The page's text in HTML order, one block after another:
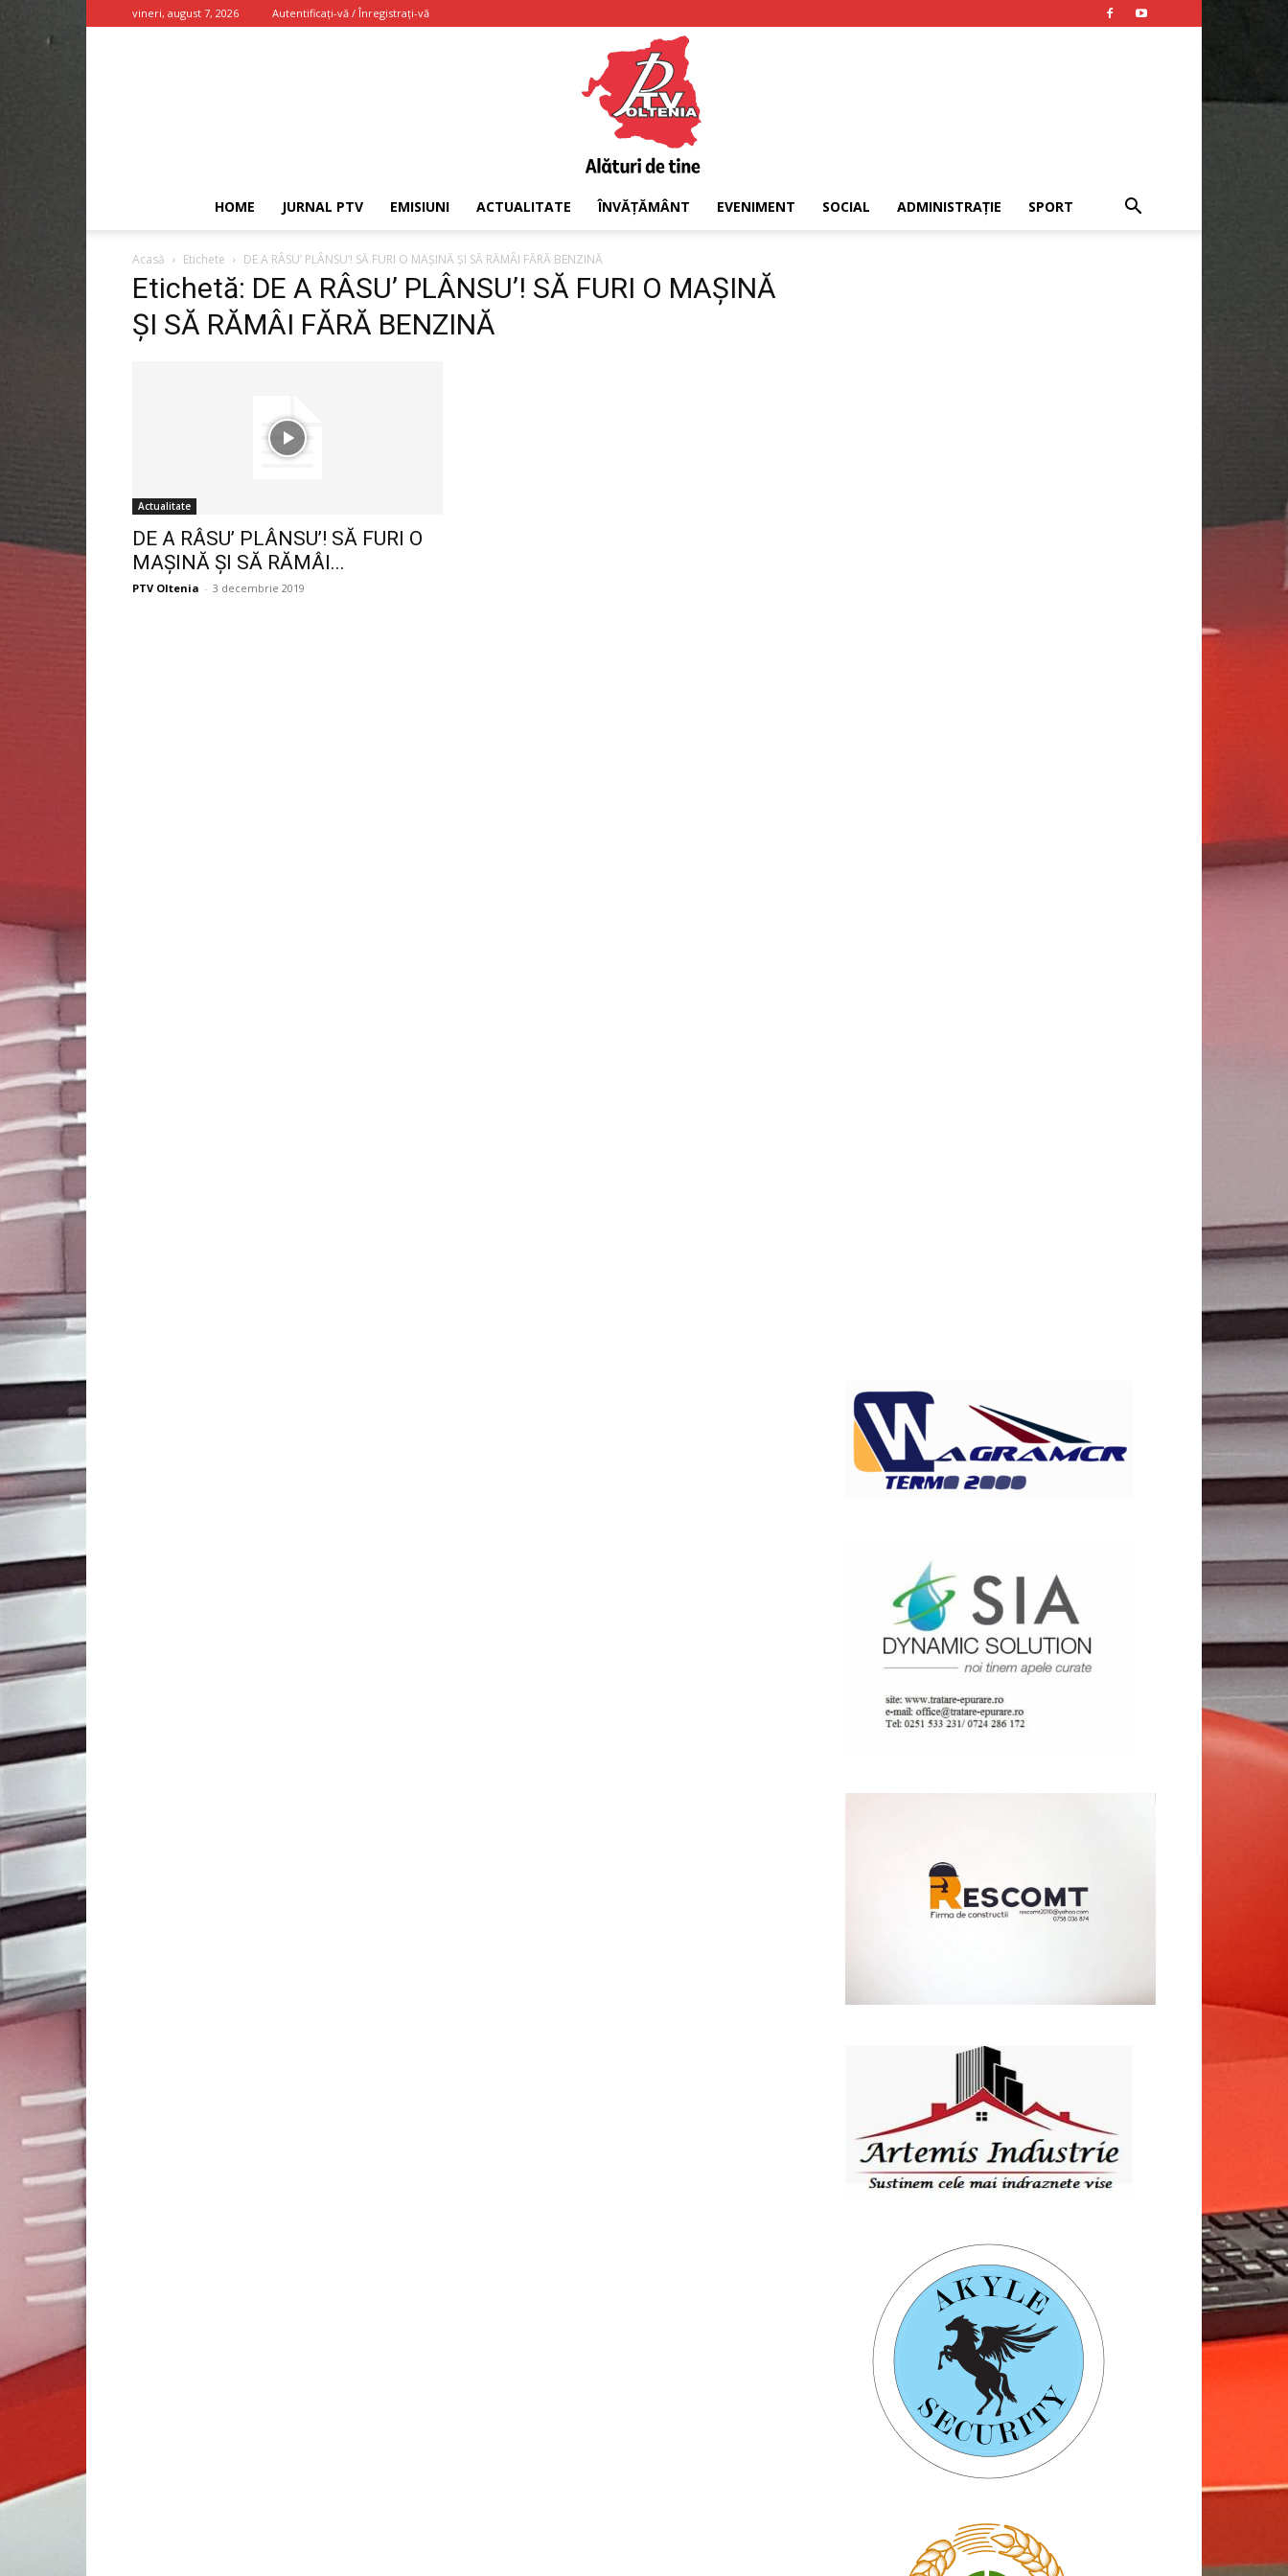
vineri, august 7, 2026 Autentificați-vă / Înregistrați-vă
HOME JURNAL PTV EMISIUNI ACTUALITATE ÎNVĂȚĂMÂNT EVENIMENT SOCIAL ADMINISTRAȚIE SPORT
Acasă Etichete DE A RÂSU’ PLÂNSU’! SĂ FURI O MAȘINĂ ȘI SĂ RĂMÂI FĂRĂ BENZINĂ
Etichetă: DE A RÂSU’ PLÂNSU’! SĂ FURI O MAȘINĂ
ȘI SĂ RĂMÂI FĂRĂ BENZINĂ
Actualitate
DE A RÂSU’ PLÂNSU’! SĂ FURI O
MAȘINĂ ȘI SĂ RĂMÂI...
PTV Oltenia - 3 decembrie 2019